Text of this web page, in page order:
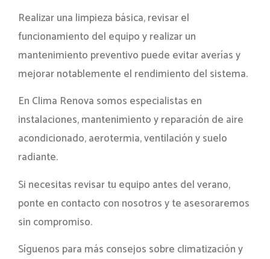
Realizar una limpieza básica, revisar el
funcionamiento del equipo y realizar un
mantenimiento preventivo puede evitar averías y
mejorar notablemente el rendimiento del sistema.
En Clima Renova somos especialistas en
instalaciones, mantenimiento y reparación de aire
acondicionado, aerotermia, ventilación y suelo
radiante.
Si necesitas revisar tu equipo antes del verano,
ponte en contacto con nosotros y te asesoraremos
sin compromiso.
Síguenos para más consejos sobre climatización y